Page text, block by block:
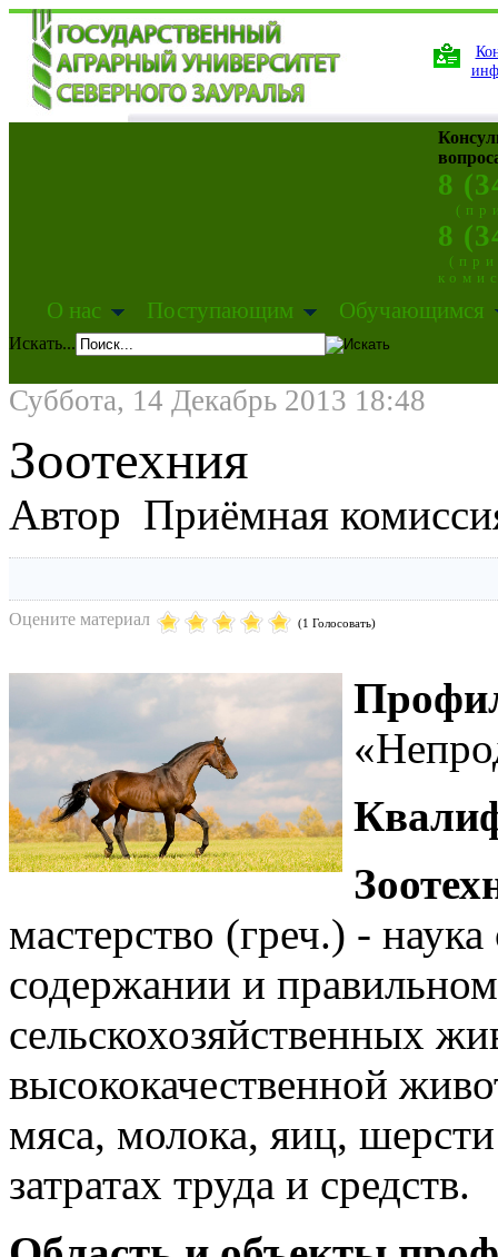
8
8
О нас Поступающим Обучающимся
Искать...
Суббота, 14 Декабрь 2013 18:48
Зоотехния
Автор Приёмная
Оцените материал (1 Голосовать)
мастерство (греч.) -
содержании и
сельскохозяйственных
высококачественной
мяса, молока, яиц,
затратах труда и средств.